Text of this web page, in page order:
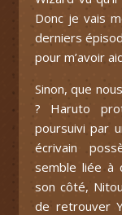
Donc je vais
derniers
pour m’avoir
Sinon, que
? Haruto
poursuivi par
écrivain
semble liée à
son côté,
de retrouver